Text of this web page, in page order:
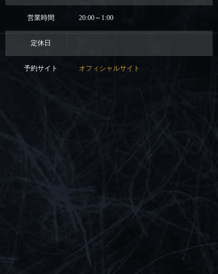
営業時間 20:00～1:00
定休日
予約サイト オフィシャルサイト